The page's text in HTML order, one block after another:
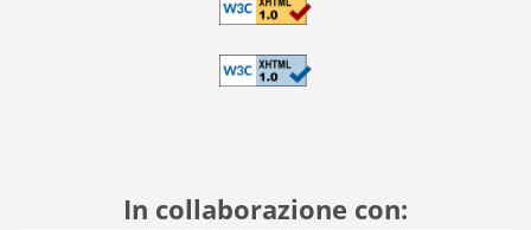
In collaborazione con: